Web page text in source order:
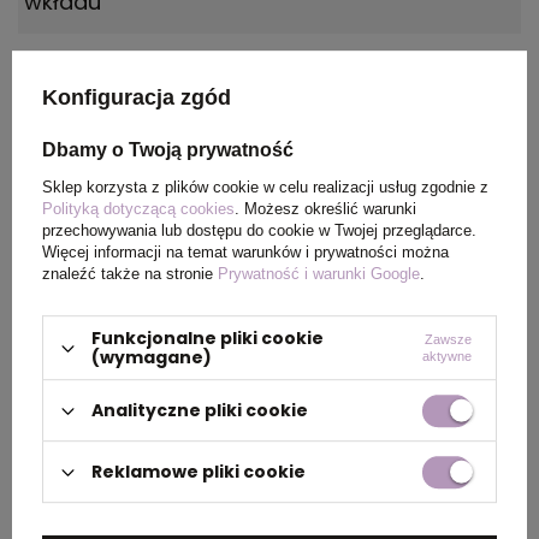
znakowania
Grupa
znakowania
laser
Opakowanie etui Sheaffer
Kolor tuszu czarny
OPIS
Konfiguracja zgód
Dbamy o Twoją prywatność
Sklep korzysta z plików cookie w celu realizacji usług zgodnie z
Polityką dotyczącą cookies. Możesz określić warunki
przechowywania lub dostępu do cookie w Twojej przeglądarce.
Więcej informacji na temat warunków i prywatności można
znaleźć także na stronie Prywatność i warunki Google.
Funkcjonalne pliki cookie
(wymagane)
Zawsze
aktywne
Analityczne pliki cookie
Reklamowe pliki cookie